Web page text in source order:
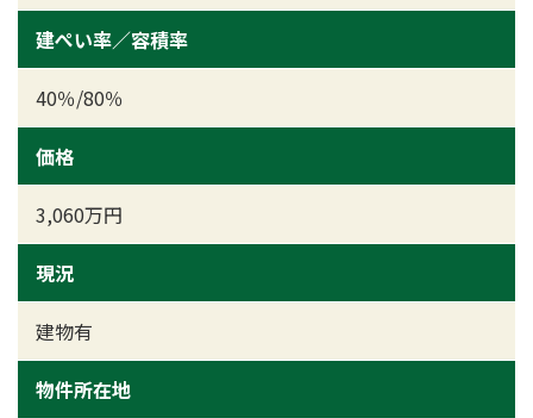
建ぺい率／容積率
40％/80％
価格
3,060万円
現況
建物有
物件所在地